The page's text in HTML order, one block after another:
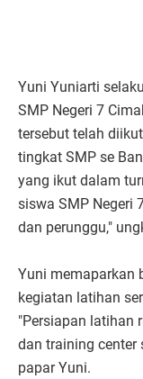
Yuni Yuniarti
SMP Negeri 7
tersebut telah
tingkat SMP se
yang ikut dalam
siswa SMP Negeri
dan perunggu,"
Yuni memaparkan
kegiatan latihan
"Persiapan latihan
dan training center
papar Yuni.